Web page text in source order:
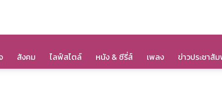
สังคม ไลฟ์สไตล์ หนัง & ซีรี่ส์ เพลง ข่าวประชาสั